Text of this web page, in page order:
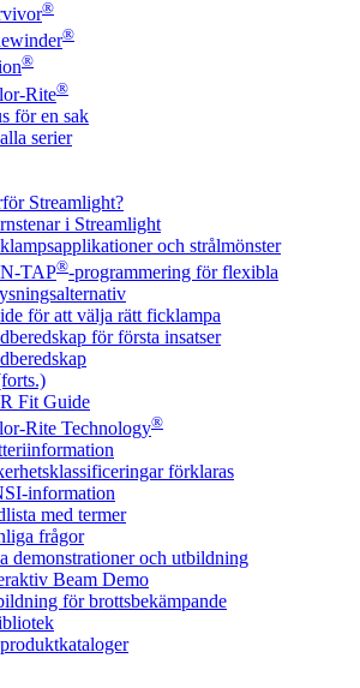
®
®
®
Rite®
för en sak
serier
Streamlight?
i Streamlight
och strålmönster
TAP®-programmering för flexibla
för att välja rätt ficklampa
för första insatser
Fit Guide
Rite Technology®
förklaras
information
med termer
frågor
demonstrationer och utbildning
Beam Demo
för brottsbekämpande